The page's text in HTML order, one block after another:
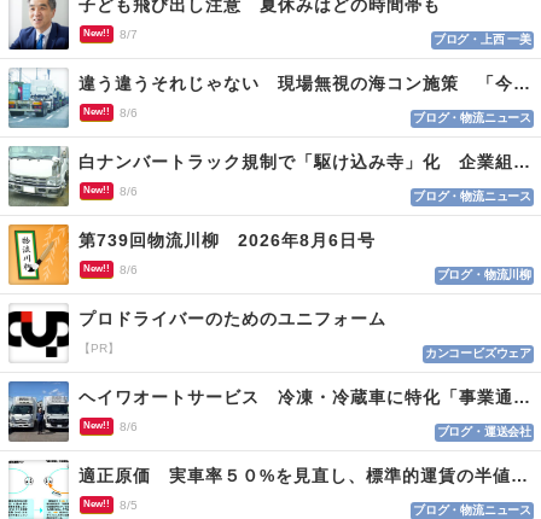
子ども飛び出し注意 夏休みはどの時間帯も
New!! 8/7 ブログ・上西 一美
違う違うそれじゃない 現場無視の海コン施策 「今でも平均２～３時間は待つ」
New!! 8/6 ブログ・物流ニュース
白ナンバートラック規制で「駆け込み寺」化 企業組合が入会基準を見直しへ
New!! 8/6 ブログ・物流ニュース
第739回物流川柳 2026年8月6日号
New!! 8/6 ブログ・物流川柳
プロドライバーのためのユニフォーム
【PR】 カンコービズウェア
ヘイワオートサービス 冷凍・冷蔵車に特化「事業通じ貢献目指す」
New!! 8/6 ブログ・運送会社
適正原価 実車率５０%を見直し、標準的運賃の半値の恐れも
New!! 8/5 ブログ・物流ニュース